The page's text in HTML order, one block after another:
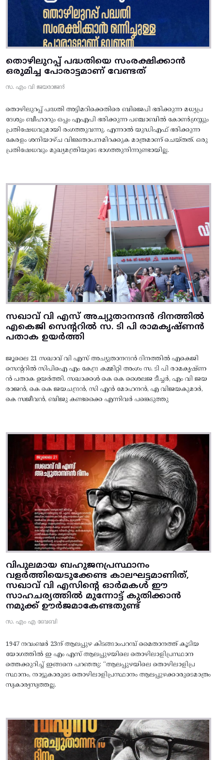
തൊഴിലുറപ്പ് പദ്ധതിയെ സംരക്ഷിക്കാൻ
ഒരുമിച്ച പോരാട്ടമാണ് വേണ്ടത്
സ. എം വി ജയരാജൻ
തൊഴിലുറപ്പ് പദ്ധതി അട്ടിമറിക്കെതിരെ ബിജെപി ഭരിക്കുന്ന മധ്യപ്ര
ദേശും ബീഹാറും ഒപ്പം എഎപി ഭരിക്കുന്ന പഞ്ചാബിൽ കോൺഗ്രസ്സും
പ്രതിഷേധവുമായി രംഗത്തുവന്നു. എന്നാൽ യുഡിഎഫ് ഭരിക്കുന്ന
കേരളം ശനിയാഴ്ച വിജ്ഞാപനമിറക്കുക മാത്രമാണ് ചെയ്തത്. ഒരു
പ്രതിഷേധവും മുഖ്യമന്ത്രിയുടെ ഭാഗത്തുനിന്നുണ്ടായില്ല.
സഖാവ് വി എസ് അച്യുതാനന്ദൻ ദിനത്തിൽ
എകെജി സെന്ററിൽ സ. ടി പി രാമകൃഷ്‌ണൻ
പതാക ഉയർത്തി
ജൂലൈ 21 സഖാവ് വി എസ് അച്യുതാനന്ദൻ ദിനത്തിൽ എകെജി
സെന്ററിൽ സിപിഐ എം കേന്ദ്ര കമ്മിറ്റി അംഗം സ. ടി പി രാമകൃഷ്‌ണ
ൻ പതാക ഉയർത്തി. സഖാക്കൾ കെ കെ ശൈലജ ടീച്ചർ, എം വി ജയ
രാജൻ, കെ കെ ജയചന്ദ്രൻ, സി എൻ മോഹനൻ, എ വിജയകുമാർ,
കെ സജീവൻ, ബിജു കണ്ടക്കൈ എന്നിവർ പങ്കെടുത്തു
വിപുലമായ ബഹുജനപ്രസ്ഥാനം
വളർത്തിയെടുക്കേണ്ട കാലഘട്ടമാണിത്,
സഖാവ് വി എസിന്റെ ഓർമകൾ ഈ
സാഹചര്യത്തിൽ മുന്നോട്ട്‌ കുതിക്കാൻ
നമുക്ക് ഊർജമാകേണ്ടതുണ്ട്
സ. എം എ ബേബി
1947 നവംബർ 23ന് ആലപ്പുഴ കിടങ്ങാംപറമ്പ്‌ മൈതാനത്ത്‌ കൂടിയ
യോഗത്തിൽ ഇ എം എസ് ആലപ്പുഴയിലെ തൊഴിലാളിപ്രസ്ഥാന
ത്തെക്കുറിച്ച് ഇങ്ങനെ പറഞ്ഞു: “ആലപ്പുഴയിലെ തൊഴിലാളിപ്ര
സ്ഥാനം, നാട്ടുകാരുടെ തൊഴിലാളിപ്രസ്ഥാനം ആലപ്പുഴക്കാരുടെമാത്രം
സ്വകാര്യസ്വത്തല്ല.